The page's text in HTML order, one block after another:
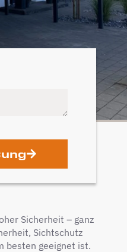
Sicherheit – ganz
Sichtschutz
besten geeignet ist.